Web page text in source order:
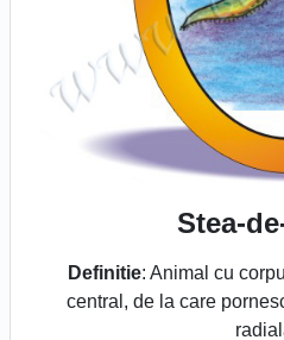
Stea-
Definitie: Animal cu
central, de la care